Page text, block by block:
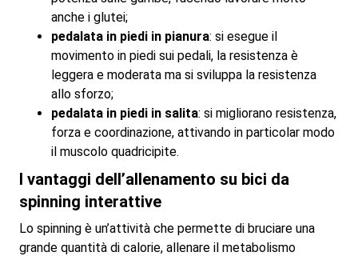
anche i glutei;
pedalata in piedi in pianura: si esegue il
movimento in piedi sui pedali, la resistenza è
leggera e moderata ma si sviluppa la resistenza
allo sforzo;
pedalata in piedi in salita: si migliorano resistenza,
forza e coordinazione, attivando in particolar modo
il muscolo quadricipite.
I vantaggi dell’allenamento su bici da
spinning interattive
Lo spinning è un’attività che permette di bruciare una
grande quantità di calorie, allenare il metabolismo